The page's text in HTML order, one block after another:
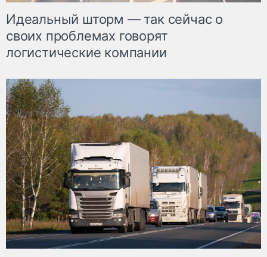
Идеальный шторм — так сейчас о
своих проблемах говорят
логистические компании